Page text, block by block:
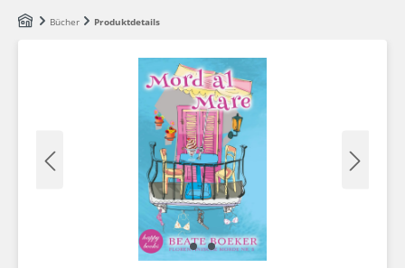
Zum Hauptinhalt springen
Bücher Produktdetails